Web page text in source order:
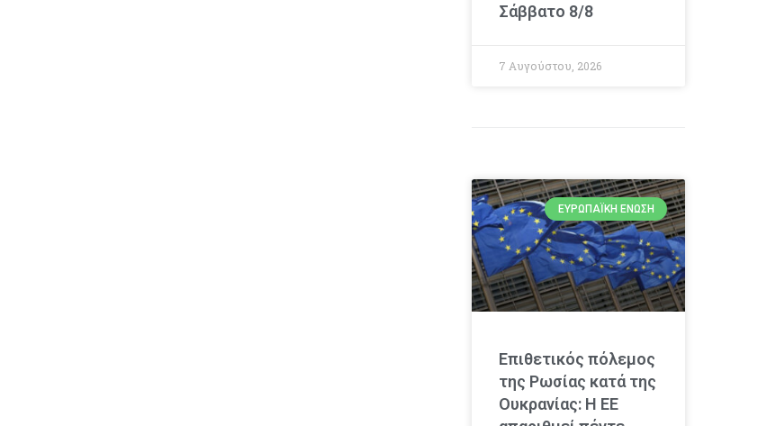
Σάββατο 8/8
7 Αυγούστου, 2026
ΕΥΡΩΠΑΪΚΉ ΈΝΩΣΗ
Επιθετικός πόλεμος
της Ρωσίας κατά της
Ουκρανίας: Η ΕΕ